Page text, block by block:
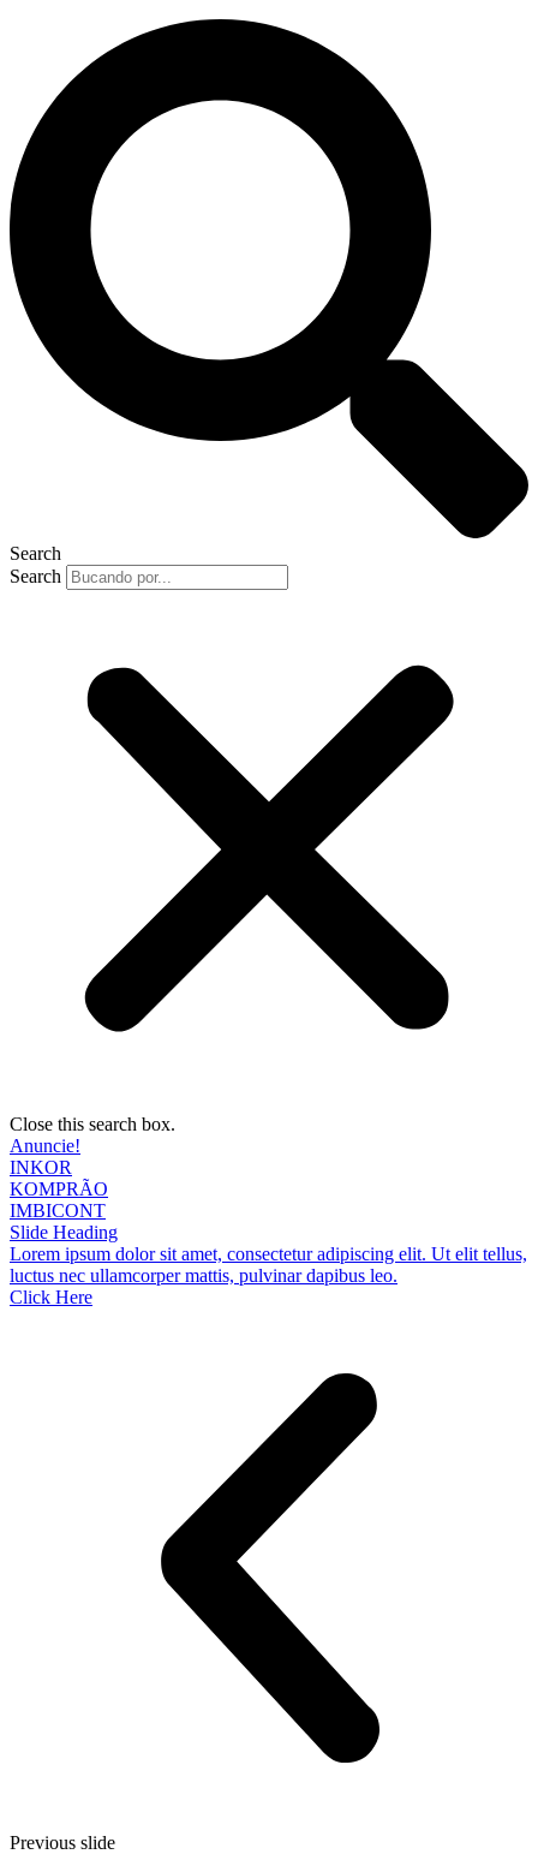
Search
Search
Close this search box.
Anuncie!
INKOR
KOMPRÃO
IMBICONT
Slide Heading
Lorem ipsum dolor sit amet, consectetur adipiscing elit. Ut elit tellus,
luctus nec ullamcorper mattis, pulvinar dapibus leo.
Click Here
Previous slide